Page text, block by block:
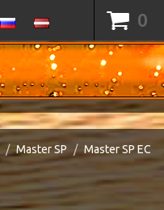
0
Master SP
Master SP EC